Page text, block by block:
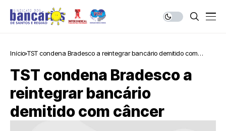
Início TST condena Bradesco a reintegrar bancário demitido com
TST condena Bradesco a
reintegrar bancário
demitido com câncer